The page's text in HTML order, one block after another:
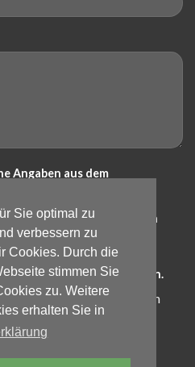
Sie optimal zu
verbessern zu
Cookies. Durch die
stimmen Sie
zu. Weitere
erhalten Sie in
Angaben aus dem
Die Daten werden nach
der Anfrage gelöscht.
jederzeit für die Zukunft
widerrufen werden.
Umgang mit Nutzerdaten
.